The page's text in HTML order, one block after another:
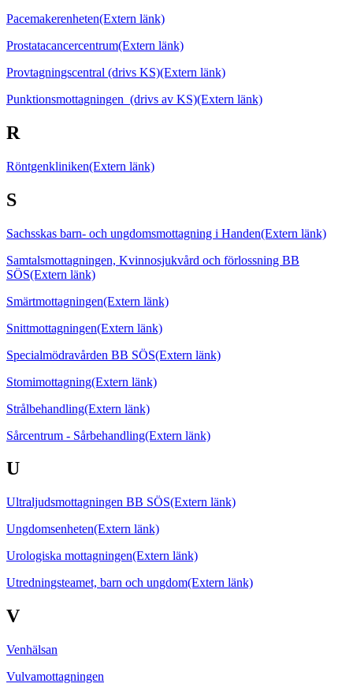
Pacemakerenheten(Extern länk)
Prostatacancercentrum(Extern länk)
Provtagningscentral (drivs KS)(Extern länk)
Punktionsmottagningen (drivs av KS)(Extern länk)
R
Röntgenkliniken(Extern länk)
S
Sachsskas barn- och ungdomsmottagning i Handen(Extern länk)
Samtalsmottagningen, Kvinnosjukvård och förlossning BB
SÖS(Extern länk)
Smärtmottagningen(Extern länk)
Snittmottagningen(Extern länk)
Specialmödravården BB SÖS(Extern länk)
Stomimottagning(Extern länk)
Strålbehandling(Extern länk)
Sårcentrum - Sårbehandling(Extern länk)
U
Ultraljudsmottagningen BB SÖS(Extern länk)
Ungdomsenheten(Extern länk)
Urologiska mottagningen(Extern länk)
Utredningsteamet, barn och ungdom(Extern länk)
V
Venhälsan
Vulvamottagningen